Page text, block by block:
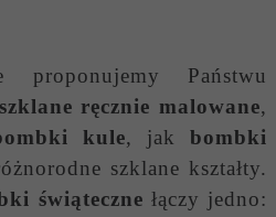
Państwu
ręcznie malowane,
kule, jak bombki
szklane kształty.
świąteczne łączy jedno: